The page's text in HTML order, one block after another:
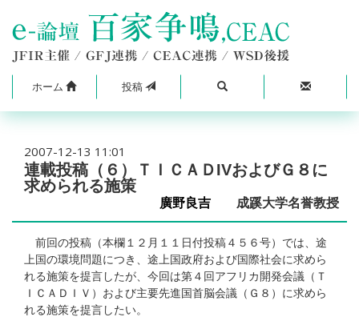
ホーム 投稿
2007-12-13 11:01
連載投稿（６）ＴＩＣＡＤIVおよびＧ８に
求められる施策
廣野良吉 成蹊大学名誉教授
前回の投稿（本欄１２月１１日付投稿４５６号）では、途
上国の環境問題につき、途上国政府および国際社会に求めら
れる施策を提言したが、今回は第４回アフリカ開発会議（Ｔ
ＩＣＡＤＩＶ）および主要先進国首脳会議（Ｇ８）に求めら
れる施策を提言したい。